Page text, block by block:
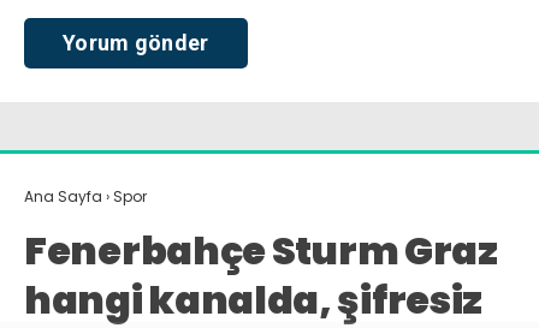
Ana Sayfa › Spor
Fenerbahçe Sturm Graz
hangi kanalda, şifresiz